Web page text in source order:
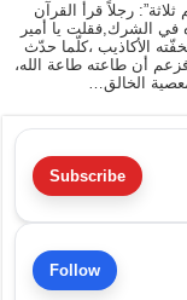
رجلاً قرأ القرآن
في الشرك,فقلت يا أمير
الأكاذيب ،كلّما حدّث
أن طاعته طاعة الله،
الخالق…
Subscribe
Follow